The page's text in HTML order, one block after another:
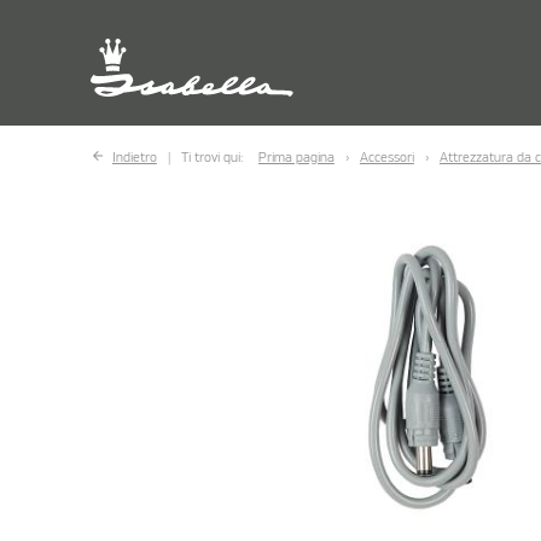
Indietro Ti trovi qui: Prima pagina Accessori Attrezzatura da